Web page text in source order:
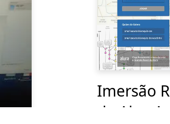
Imersão
da Alura!